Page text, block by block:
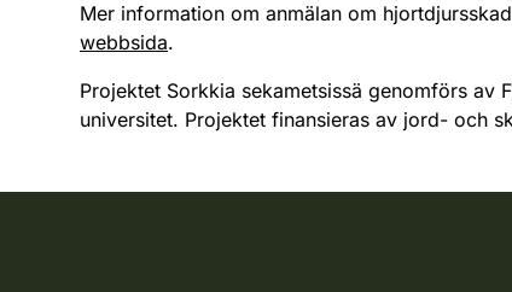
Mer information om anmälan om
webbsida.
Projektet Sorkkia sekametsissä genomförs av
universitet. Projektet finansieras av jord- och